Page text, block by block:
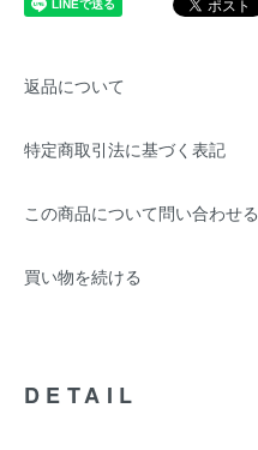
返品について
特定商取引法に基づく表記
この商品について問い合わせる
買い物を続ける
DETAIL